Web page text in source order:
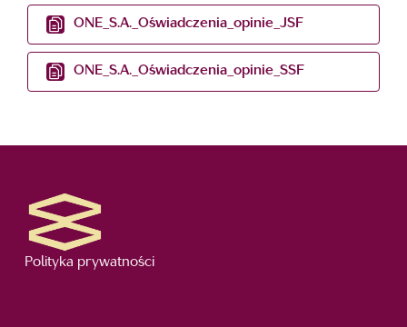
ONE_S.A._Oświadczenia_opinie_JSF
ONE_S.A._Oświadczenia_opinie_SSF
Polityka prywatności